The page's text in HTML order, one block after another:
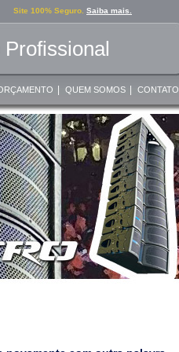
Site 100% Seguro. Saiba mais.
QUEM SOMOS CONTATO